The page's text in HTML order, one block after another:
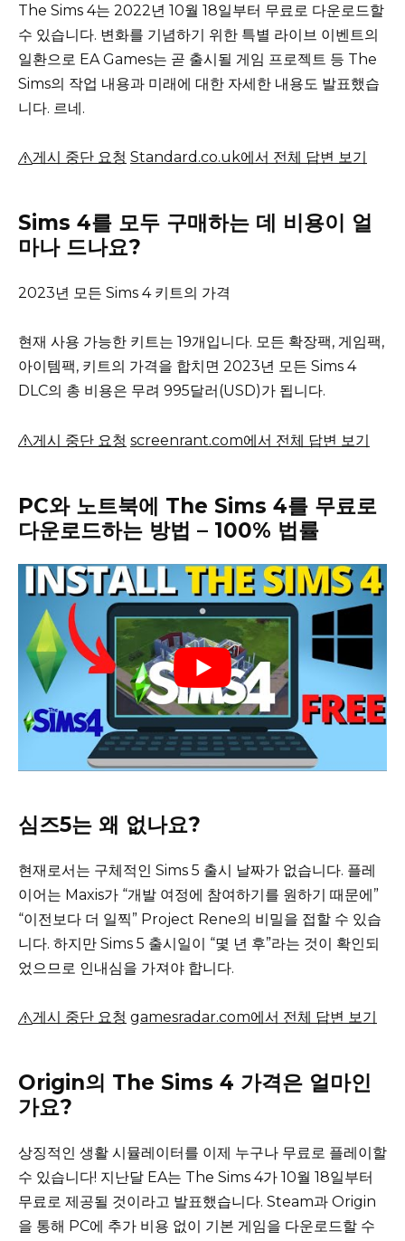
The Sims 4는 2022년 10월 18일부터 무료로 다운로드할
수 있습니다. 변화를 기념하기 위한 특별 라이브 이벤트의
일환으로 EA Games는 곧 출시될 게임 프로젝트 등 The
Sims의 작업 내용과 미래에 대한 자세한 내용도 발표했습
니다. 르네.
게시 중단 요청 Standard.co.uk에서 전체 답변 보기
Sims 4를 모두 구매하는 데 비용이 얼
마나 드나요?
2023년 모든 Sims 4 키트의 가격
현재 사용 가능한 키트는 19개입니다. 모든 확장팩, 게임팩,
아이템팩, 키트의 가격을 합치면 2023년 모든 Sims 4
DLC의 총 비용은 무려 995달러(USD)가 됩니다.
게시 중단 요청 screenrant.com에서 전체 답변 보기
PC와 노트북에 The Sims 4를 무료로
다운로드하는 방법 – 100% 법률
심즈5는 왜 없나요?
현재로서는 구체적인 Sims 5 출시 날짜가 없습니다. 플레
이어는 Maxis가 “개발 여정에 참여하기를 원하기 때문에”
“이전보다 더 일찍” Project Rene의 비밀을 접할 수 있습
니다. 하지만 Sims 5 출시일이 “몇 년 후”라는 것이 확인되
었으므로 인내심을 가져야 합니다.
게시 중단 요청 gamesradar.com에서 전체 답변 보기
Origin의 The Sims 4 가격은 얼마인
가요?
상징적인 생활 시뮬레이터를 이제 누구나 무료로 플레이할
수 있습니다! 지난달 EA는 The Sims 4가 10월 18일부터
무료로 제공될 것이라고 발표했습니다. Steam과 Origin
을 통해 PC에 추가 비용 없이 기본 게임을 다운로드할 수